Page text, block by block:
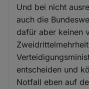
Und bei nicht
auch die
dafür aber keinen
entscheiden und
Notfall eben auf